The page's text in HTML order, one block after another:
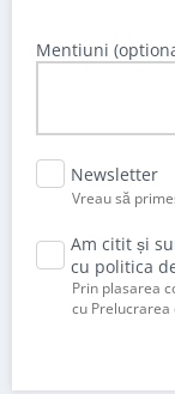
Mentiuni
Newsletter
Vreau să
Am citit și sunt de acord cu termenii și condițiile și
cu politica
Prin plasarea
cu Prelucrarea